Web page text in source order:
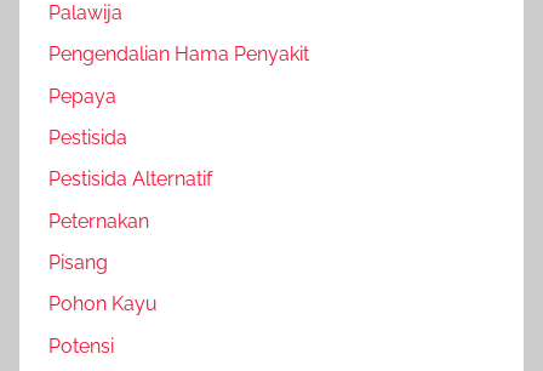
Palawija
Pengendalian Hama Penyakit
Pepaya
Pestisida
Pestisida Alternatif
Peternakan
Pisang
Pohon Kayu
Potensi